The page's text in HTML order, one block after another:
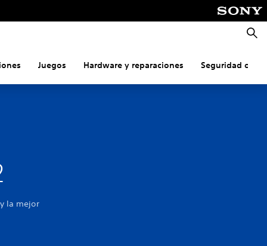
Juegos Hardware y reparaciones Seguridad
la mejor